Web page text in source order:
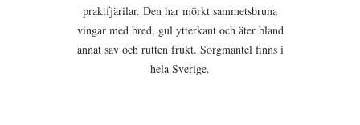
praktfjärilar. Den har mörkt sammetsbruna
vingar med bred, gul ytterkant och äter bland
annat sav och rutten frukt. Sorgmantel finns i
hela Sverige.